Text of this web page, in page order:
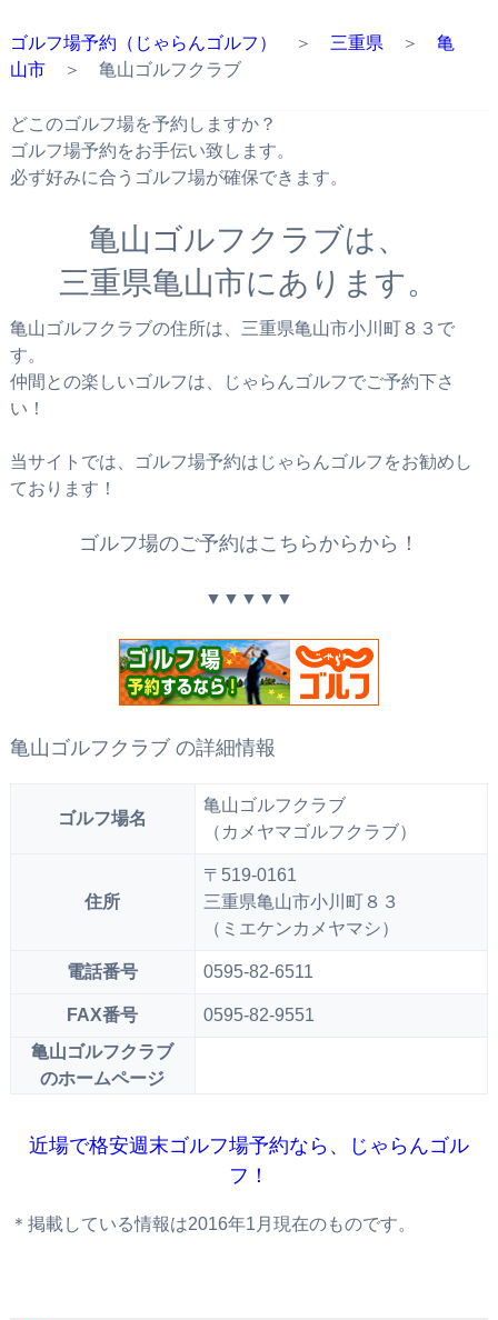
ゴルフ場予約（じゃらんゴルフ） ＞ 三重県 ＞ 亀
山市＞ 亀山ゴルフクラブ
どこのゴルフ場を予約しますか？
ゴルフ場予約をお手伝い致します。
必ず好みに合うゴルフ場が確保できます。
亀山ゴルフクラブは、
三重県亀山市にあります。
亀山ゴルフクラブの住所は、三重県亀山市小川町８３で
す。
仲間との楽しいゴルフは、じゃらんゴルフでご予約下さ
い！
当サイトでは、ゴルフ場予約はじゃらんゴルフをお勧めし
ております！
ゴルフ場のご予約はこちらからから！
▼▼▼▼▼
亀山ゴルフクラブ の詳細情報
ゴルフ場名
亀山ゴルフクラブ
（カメヤマゴルフクラブ）
住所
〒519-0161
三重県亀山市小川町８３
（ミエケンカメヤマシ）
電話番号 0595-82-6511
FAX番号
0595-82-9551
亀山ゴルフクラブ
のホームページ
近場で格安週末ゴルフ場予約なら、じゃらんゴル
フ！
＊掲載している情報は2016年1月現在のものです。